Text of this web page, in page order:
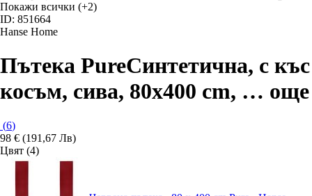
Покажи всички (+2)
ID: 851664
Hanse Home
Пътека PureСинтетична, с къс
косъм, сива, 80x400 cm, … още
(6)
98 € (191,67 Лв)
Цвят (4)